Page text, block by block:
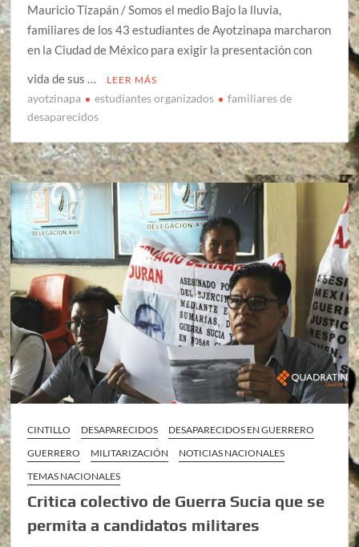
Mauricio Tizapán / Somos el medio Bajo la lluvia,
familiares de los 43 estudiantes de Ayotzinapa marcharon
en la Ciudad de México para exigir la presentación con
vida de sus …
LEER MÁS
ayotzinapa estudiantes organizados
familiares de
desaparecidos
CINTILLO DESAPARECIDOS
DESAPARECIDOS EN GUERRERO
GUERRERO
MILITARIZACIÓN
NOTICIAS NACIONALES
TEMAS NACIONALES
Critica colectivo de Guerra Sucia que se
permita a candidatos militares